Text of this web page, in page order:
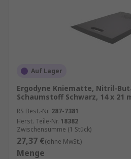
Auf Lager
Ergodyne Kniematte, Nitril-
Schaumstoff Schwarz, 14 x 21
RS Best.-Nr. 287-7381
Herst. Teile-Nr. 18382
Zwischensumme (1 Stück)
27,37 €(ohne MwSt.)
Menge